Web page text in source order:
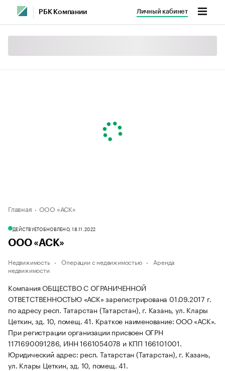
РБК Компании Личный кабинет
Главная ООО «АСК»
ДЕЙСТВУЕТОБНОВЛЕНО, 18.11.2022
ООО «АСК»
Недвижимость Операции с недвижимостью
Аренда
недвижимости
Компания ОБЩЕСТВО С ОГРАНИЧЕННОЙ
ОТВЕТСТВЕННОСТЬЮ «АСК» зарегистрирована 01.09.2017 г.
по адресу респ. Татарстан (Татарстан), г. Казань, ул. Клары
Цеткин, зд. 10, помещ. 41. Краткое наименование: ООО «АСК».
При регистрации организации присвоен ОГРН
1171690091286, ИНН 1661054078 и КПП 166101001.
Юридический адрес: респ. Татарстан (Татарстан), г. Казань,
ул. Клары Цеткин, зд. 10, помещ. 41.